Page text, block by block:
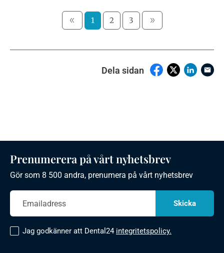
1 2 3
Dela sidan
Prenumerera på vårt nyhetsbrev
Gör som 8 500 andra, prenumera på vårt nyhetsbrev
Jag godkänner att Dental24 integritetspolicy.